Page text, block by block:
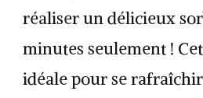
réaliser un délicieux
minutes seulement !
idéale pour se rafraîchir